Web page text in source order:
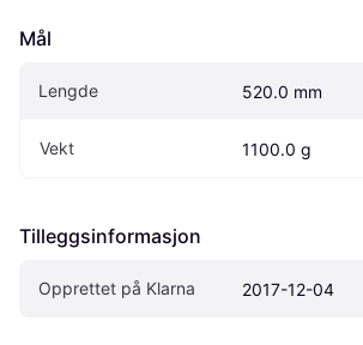
Mål
Lengde 520.0 mm
Vekt 1100.0 g
Tilleggsinformasjon
Opprettet på Klarna 2017-12-04